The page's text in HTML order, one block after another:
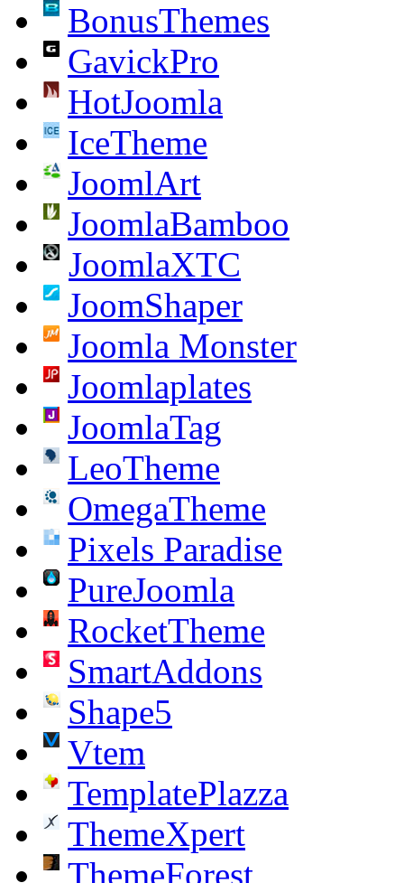
BonusThemes
GavickPro
HotJoomla
IceTheme
JoomlArt
JoomlaBamboo
JoomlaXTC
JoomShaper
Joomla Monster
Joomlaplates
JoomlaTag
LeoTheme
OmegaTheme
Pixels Paradise
PureJoomla
RocketTheme
SmartAddons
Shape5
Vtem
TemplatePlazza
ThemeXpert
ThemeForest